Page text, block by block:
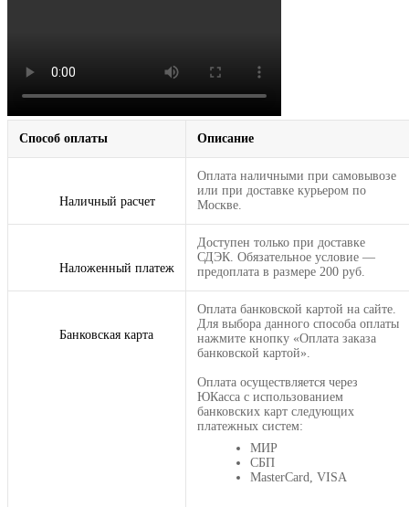
Способ оплаты Описание
Наличный расчет
Оплата наличными при самовывозе
или при доставке курьером по
Москве.
Наложенный платеж
Доступен только при доставке
СДЭК. Обязательное условие —
предоплата в размере 200 руб.
Банковская карта
Оплата банковской картой на сайте.
Для выбора данного способа оплаты
нажмите кнопку «Оплата заказа
банковской картой».
Оплата осуществляется через
ЮКасса с использованием
банковских карт следующих
платежных систем:
МИР
СБП
MasterCard, VISA